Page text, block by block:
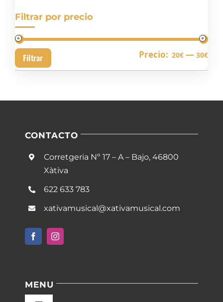
Filtrar por precio
Filtrar Precio: 20€ — 30€
CONTACTO
Corretgeria Nº 17 – A – Bajo, 46800
Xàtiva
622 633 783
xativamusical@xativamusical.com
MENU